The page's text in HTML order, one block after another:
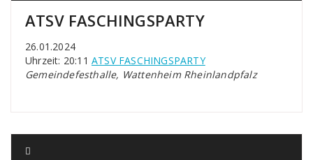
ATSV FASCHINGSPARTY
26.01.2024
Uhrzeit: 20:11 ATSV FASCHINGSPARTY
Gemeindefesthalle, Wattenheim Rheinlandpfalz